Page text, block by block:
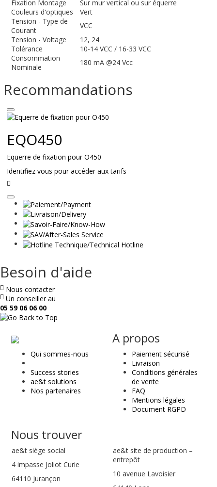
Fixation Montage
Sur mur vertical ou sur équerre
Couleurs d'optiques
Vert
Tension - Type de
Courant
VCC
Tension - Voltage
12, 24
Tolérance
10-14 VCC / 16-33 VCC
Consommation
Nominale
180 mA @24 Vcc
Recommandations
EQO450
Equerre de fixation pour O450
Identifiez vous pour accéder aux tarifs
la
suite
Besoin d'aide
Nous contacter
Un conseiller au
05 59 06 06 00
ae
&
t
Qui sommes-nous
Success stories
ae&t solutions
Nos partenaires
A propos
Paiement sécurisé
Livraison
Conditions générales
de vente
FAQ
Mentions légales
Document RGPD
Nous trouver
ae&t siège social
4 impasse Joliot Curie
64110 Jurançon
ae&t site de production –
entrepôt
10 avenue Lavoisier